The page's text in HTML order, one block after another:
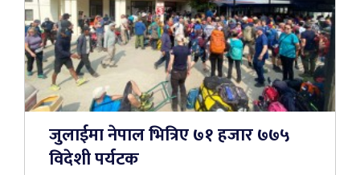
जुलाईमा नेपाल भित्रिए ७१ हजार ७७५
विदेशी पर्यटक